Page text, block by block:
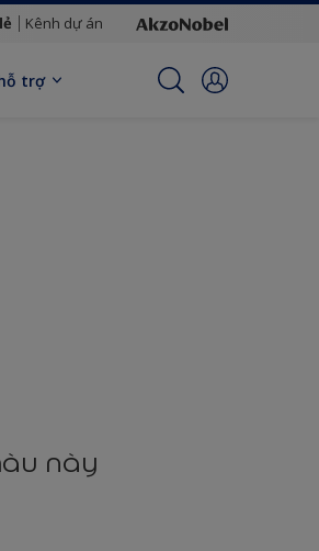
Kênh dự án
trợ
này